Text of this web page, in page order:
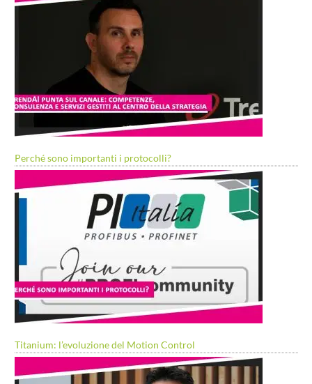
Perché sono importanti i protocolli?
Titanium: l’evoluzione del Motion Control